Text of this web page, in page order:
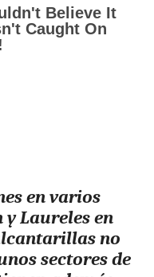
en varios
y Laureles en
no
sectores de